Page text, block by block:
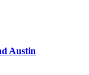
Austin